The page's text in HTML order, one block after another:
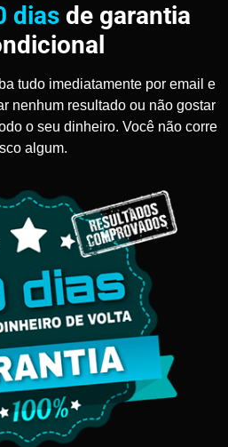
dias de garantia
tudo imediatamente por email e
nenhum resultado ou não gostar
o seu dinheiro. Você não corre
algum.